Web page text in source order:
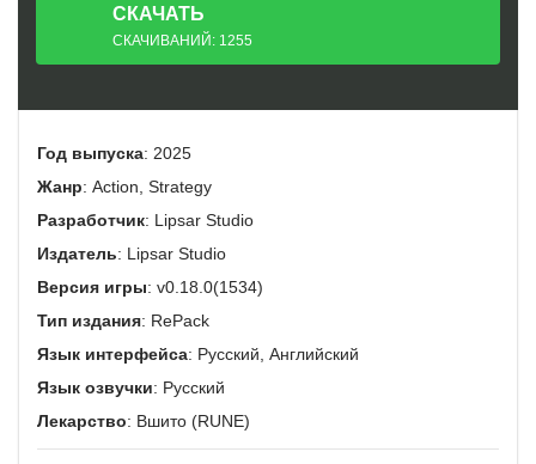
СКАЧАТЬ
ТОРРЕНТ
СКАЧИВАНИЙ: 1255
Год выпуска: 2025
Жанр: Action, Strategy
Разработчик: Lipsar Studio
Издатель: Lipsar Studio
Версия игры: v0.18.0(1534)
Тип издания: RePack
Язык интерфейса: Русский, Английский
Язык озвучки: Русский
Лекарство: Вшито (RUNE)